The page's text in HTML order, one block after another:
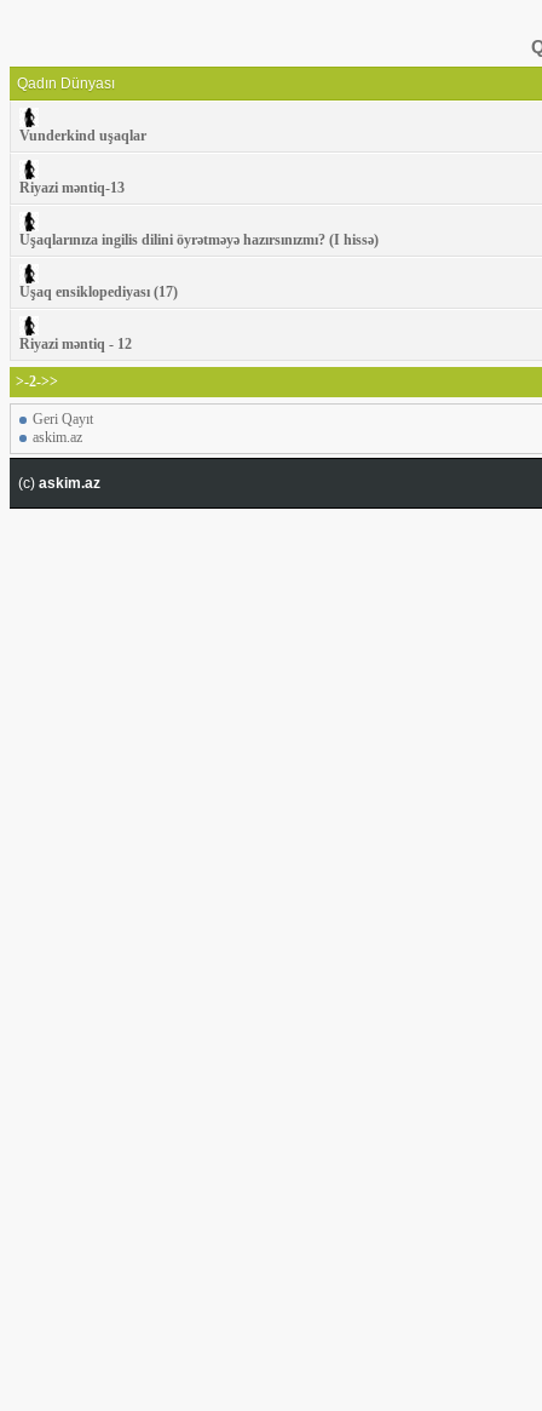
Qadın Dünyası
Vunderkind uşaqlar
Riyazi məntiq-13
Uşaqlarınıza ingilis dilini öyrətməyə hazırsınızmı? (I hissə)
Uşaq ensiklopediyası (17)
Riyazi məntiq - 12
>-2->>
Geri Qayıt
askim.az
(c) askim.az